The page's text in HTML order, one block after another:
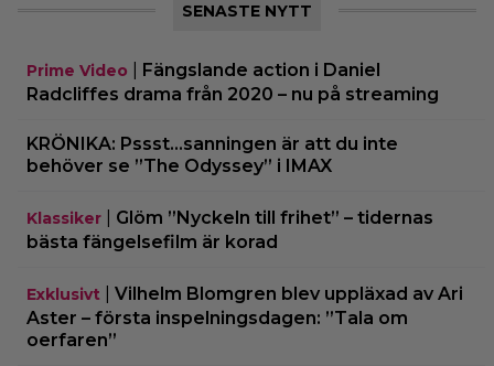
SENASTE NYTT
Prime Video
Fängslande action i Daniel
Radcliffes drama från 2020 – nu på streaming
KRÖNIKA: Pssst…sanningen är att du inte
behöver se ”The Odyssey” i IMAX
Klassiker
Glöm ”Nyckeln till frihet” – tidernas
bästa fängelsefilm är korad
Exklusivt
Vilhelm Blomgren blev uppläxad av Ari
Aster – första inspelningsdagen: ”Tala om
oerfaren”